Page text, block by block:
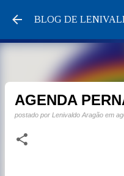
Pular para o
BLOG DE
AGENDA
postado por Lenivaldo Aragão em